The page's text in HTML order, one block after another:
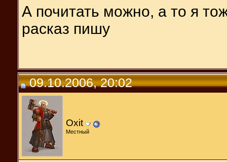
А почитать можно, а то я
расказ пишу
09.10.2006, 20:02
Oxit
Местный